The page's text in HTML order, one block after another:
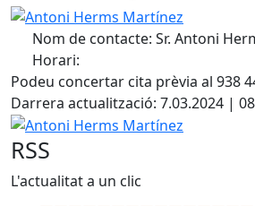
Antoni Herms Martínez
Nom de contacte: Sr. Antoni
Horari:
Podeu concertar cita prèvia al 938
Darrera actualització: 7.03.2024 |
Antoni Herms Martínez
RSS
L'actualitat a un clic